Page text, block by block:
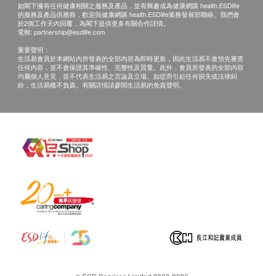
如閣下擁有任何健康相關之服務及產品，並有興趣成為健康網購 health.ESDlife
的服務及產品供應商，歡迎與健康網購 health.ESDlife業務發展部聯絡。我們會
於2個工作天內回覆，為閣下提供更多有關合作詳情。
電郵: partnership@esdlife.com
重要聲明：
生活易會員於本網站內所發表的全部內容為即時更新，因此生活易不會預先審查
任何內容，並不會保證其準確性、完整性及質量。此外，會員所發表的全部內容
均屬個人意見，並不代表生活易之言論及立場。如從而引起任何損失或法律糾
紛，生活易概不負責。有關詳情請參閱生活易的免責聲明。